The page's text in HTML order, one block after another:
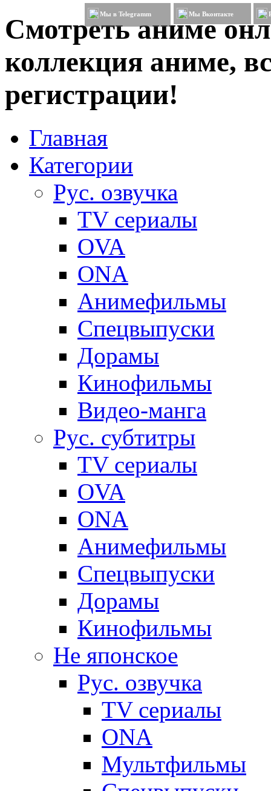
Смотреть аниме
коллекция аниме,
регистрации!
Мы в Telegramm Мы Вконтакте
Главная
Категории
Рус. озвучка
TV сериалы
OVA
ONA
Анимефильмы
Спецвыпуски
Дорамы
Кинофильмы
Видео-манга
Рус. субтитры
TV сериалы
OVA
ONA
Анимефильмы
Спецвыпуски
Дорамы
Кинофильмы
Не японское
Рус. озвучка
TV сериалы
ONA
Мультфильмы